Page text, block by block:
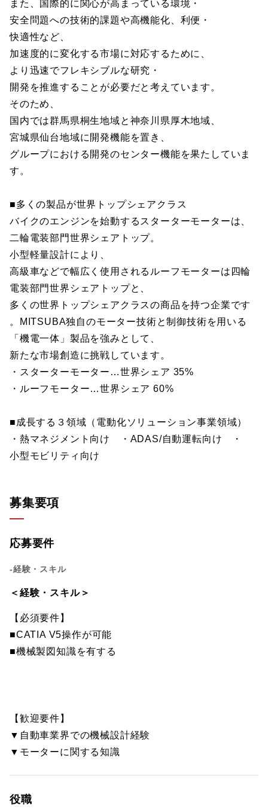
また、国際的に関心が高まっている環境・
安全問題への技術的課題や高機能化、利便・
快適性など、
加速度的に変化する市場に対応するために、
より迅速でフレキシブルな研究・
開発を推進することが必要だと考えています。
そのため、
国内では群馬県桐生地域と神奈川県厚木地域、
宮城県仙台地域に開発機能を置き、
グループにおける開発のセンター機能を果たしていま
す。
■多くの製品が世界トップシェアクラス
バイクのエンジンを始動するスターターモーターは、
二輪電装部門世界シェアトップ。
小型軽量設計により、
高級車などで幅広く使用されるルーフモーターは四輪
電装部門世界シェアトップと、
多くの世界トップシェアクラスの商品を持つ企業です
。MITSUBA独自のモーター技術と制御技術を用いる
「機電一体」製品を強みとして、
新たな市場創造に挑戦しています。
・スターターモーター…世界シェア 35%
・ルーフモーター…世界シェア 60%
■成長する３領域（電動化ソリューション事業領域）
・熱マネジメント向け ・ADAS/自動運転向け ・
小型モビリティ向け
募集要項
応募要件
-経験・スキル
＜経験・スキル＞
【必須要件】
■CATIA V5操作が可能
■機械製図知識を有する
【歓迎要件】
▼自動車業界での機械設計経験
▼モーターに関する知識
役職